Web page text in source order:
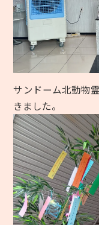
サンドーム北動物
きました。